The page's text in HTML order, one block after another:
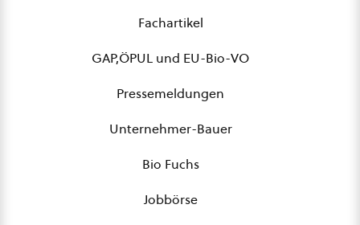
Fachartikel
GAP,ÖPUL und EU-Bio-VO
Pressemeldungen
Unternehmer-Bauer
Bio Fuchs
Jobbörse